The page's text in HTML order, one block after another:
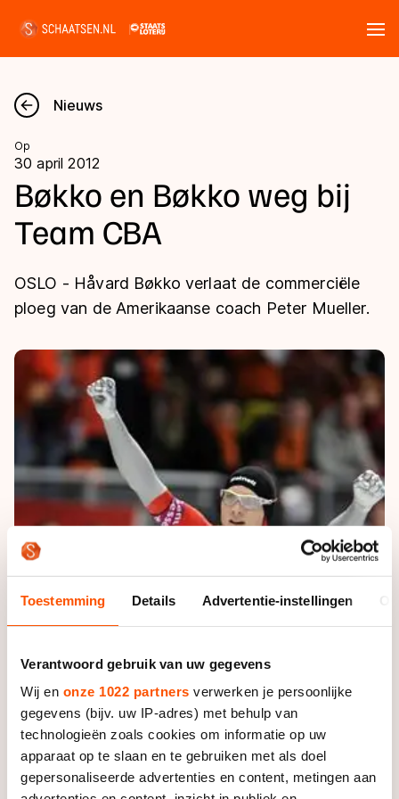
Toestemming Details Advertentie-instellingen
Verantwoord gebruik van uw gegevens
Wij en onze 1022 partners verwerken je persoonlijke
gegevens (bijv. uw IP-adres) met behulp van
technologieën zoals cookies om informatie op uw
apparaat op te slaan en te gebruiken met als doel
gepersonaliseerde advertenties en content, metingen aan
Nieuws
Kalender
Disciplines
Langebaan
Inlineskaten
Kunstschaatsen
Schoonrijden
Natuurijs
Uitslagen
Shorttrack
Marathon
Inlineskaten
Kunstschaatsen
Tijden & historie
Ranglijsten Langebaan
Persoonlijke records & tijden
Historie & statistiek
De weg op
Inschrijven wedstrijden
Algemene Nederlandse Schaatstijd
Deze zomer de weg op
Waar kan ik schaatsen en skaten?
Schaatsfans
Alles voor jou als schaatsfan
Tickets
Livestreams
Word schaatsfan!
Winacties
Olympische Spelen
Olympische Spelen
Medaille overzicht
Medaillespiegel
Olympische uitslagen
Van Jong tot Goud verhalen
Nieuws
Op
30 april 2012
Bøkko en Bøkko weg bij
Team CBA
OSLO - Håvard Bøkko verlaat de commerciële
ploeg van de Amerikaanse coach Peter Mueller.
De 25-jarige Noor heeft gekozen voor een terugkeer
bij de nationale schaatsbond, waarmee hij zich gaat